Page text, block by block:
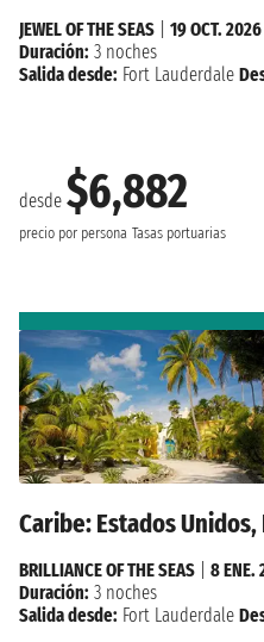
desde $6,882
precio por persona Tasas portuarias
JEWEL OF THE SEAS
19 OCT. 2026
Duración: 3 noches
Salida desde: Fort Lauderdale
Caribe: Estados Unidos,
BRILLIANCE OF THE SEAS
8 ENE.
Duración: 3 noches
Salida desde: Fort Lauderdale